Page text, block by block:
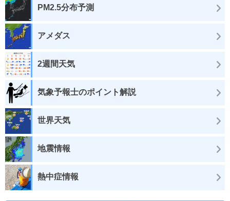
PM2.5分布予測
アメダス
2週間天気
気象予報士のポイント解説
世界天気
地震情報
熱中症情報